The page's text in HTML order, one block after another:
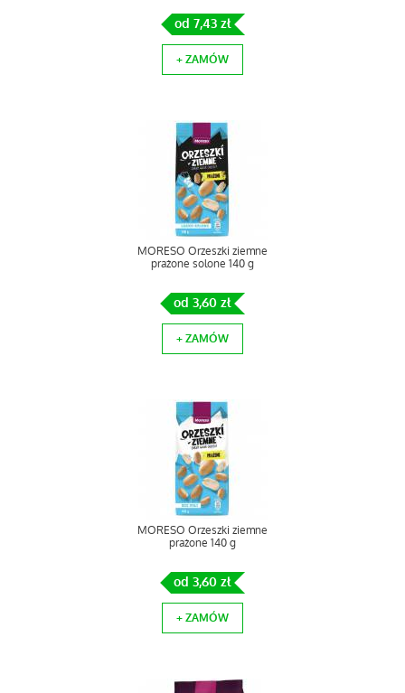
od 7,43 zł
+ ZAMÓW
MORESO Orzeszki ziemne
prażone solone 140 g
od 3,60 zł
+ ZAMÓW
MORESO Orzeszki ziemne
prażone 140 g
od 3,60 zł
+ ZAMÓW